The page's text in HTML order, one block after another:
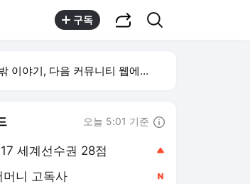
구독
이야기, 다음 커뮤니티 웹에서 보기
오늘 5:01 기준
세계선수권 28점
머니 고독사